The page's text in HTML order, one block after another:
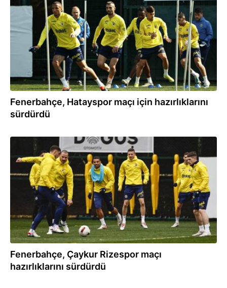
Fenerbahçe, Hatayspor maçı için hazırlıklarını
sürdürdü
14.02.2024
Fenerbahçe, Çaykur Rizespor maçı
hazırlıklarını sürdürdü